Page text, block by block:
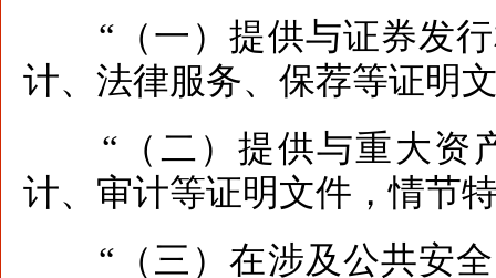
“（一）提供与证券发行
计、法律服务、保荐等证明
“（二）提供与重大资
计、审计等证明文件，情节
“（三）在涉及公共安全